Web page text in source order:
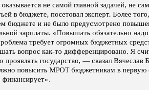
не самой главной задачей, не
в бюджете, посетовал эксперт. Более
бюджете и не было предусмотрено
зарплаты. «Повышать обязательно
требует огромных бюджетных
вопрос как-то дифференцировано. Я
проявлять государство, — сказал Вячеслав
повысить МРОТ бюджетникам в первую
финансирует».